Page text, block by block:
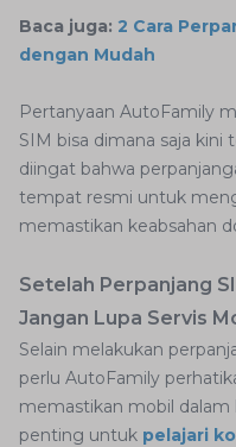
Baca juga: 2 Cara
dengan Mudah
Pertanyaan AutoFamily
SIM bisa dimana saja
diingat bahwa
tempat resmi untuk
memastikan keabsahan
Setelah Perpanjang
Jangan Lupa Servis
Selain melakukan
perlu AutoFamily
memastikan mobil dalam
penting untuk pelajari